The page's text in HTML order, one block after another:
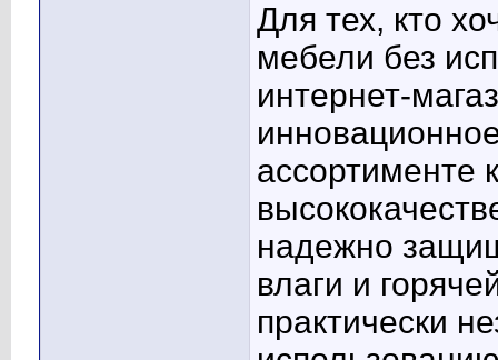
Для тех, кто
мебели без
интернет-
ассортименте
надежно
влаги и
практически